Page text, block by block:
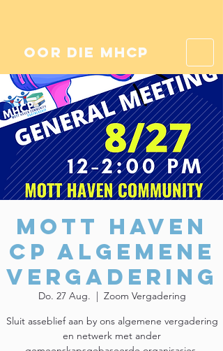
oor die mhcp
Mott Haven
CP Algemene
Vergadering
Do. 27 Aug.
  |
Zoom Vergadering
Sluit asseblief aan by ons algemene vergadering
en netwerk met ander